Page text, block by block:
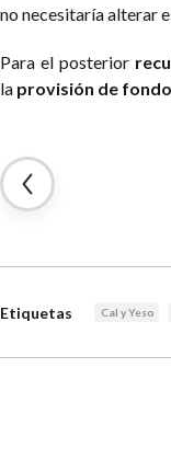
no necesitaría alterar
Para el posterior
la provisión de
Etiquetas Cal y Yeso